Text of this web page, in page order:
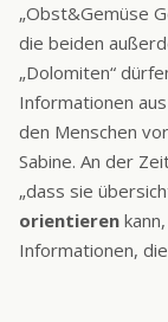
„Obst&Gemüse
die beiden
„Dolomiten“
Informationen
den Menschen
Sabine. An der
„dass sie
orientieren
Informationen,